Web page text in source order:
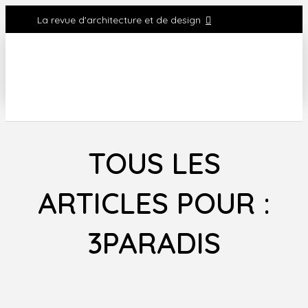
La revue d'architecture et de design
TOUS LES
ARTICLES POUR :
3PARADIS